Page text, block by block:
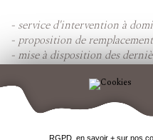
- service d'intervention à
- proposition de
- mise à disposition des
Pour toutes demandes
RGPD, en savoir + sur nos